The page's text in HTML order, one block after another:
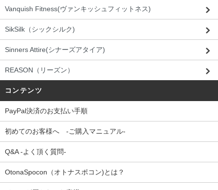
Vanquish Fitness(ヴァンキッシュフィットネス)
SikSilk（シックシルク)
Sinners Attire(シナーズアタイア)
REASON（リーズン）
コンテンツ
PayPal決済のお支払い手順
初めてのお客様へ -ご購入マニュアル-
Q&A -よく頂く質問-
OtonaSpocon（オトナスポコン)とは？